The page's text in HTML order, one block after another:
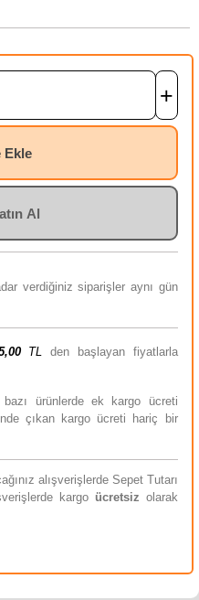
+
Ekle
Al
verdiğiniz siparişler aynı gün
TL den başlayan fiyatlarla
ürünlerde ek kargo ücreti
çıkan kargo ücreti hariç bir
alışverişlerde Sepet Tutarı
kargo ücretsiz olarak